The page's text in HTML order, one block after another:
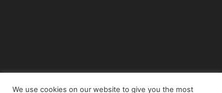
We use cookies on our website to give you the most